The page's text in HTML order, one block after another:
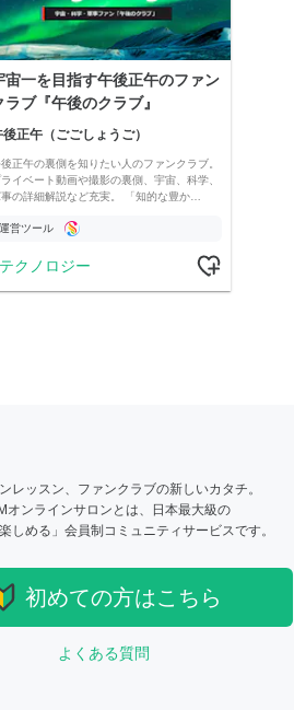
宙一を目指す午後正午のファン
ラブ『午後のクラブ』
後正午（ごごしょうご）
正午の裏側を知りたい人のファンクラブ。
ライベート動画や撮影の裏側、宇宙、科学、
の詳細解説など充実。 「知的な豊か…
運営ツール
テクノロジー
レッスン、ファンクラブの新しいカタチ。
オンラインサロンとは、日本最大級の
しめる」会員制コミュニティサービスです。
初めての方はこちら
よくある質問